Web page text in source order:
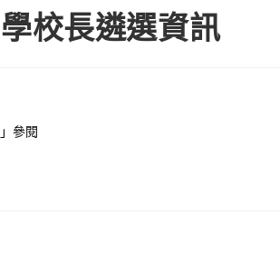
校長遴選資訊
參閱